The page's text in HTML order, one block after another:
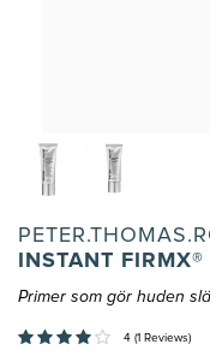
INSTANT
Primer som gör huden
4 (1 Reviews)